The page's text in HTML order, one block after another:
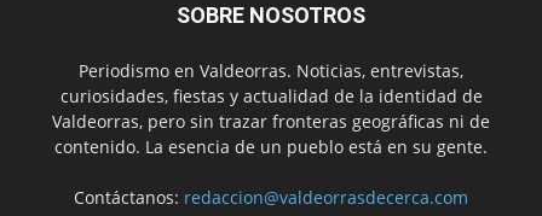
SOBRE NOSOTROS
Periodismo en Valdeorras. Noticias, entrevistas,
curiosidades, fiestas y actualidad de la identidad de
Valdeorras, pero sin trazar fronteras geográficas ni de
contenido. La esencia de un pueblo está en su gente.
Contáctanos: redaccion@valdeorrasdecerca.com